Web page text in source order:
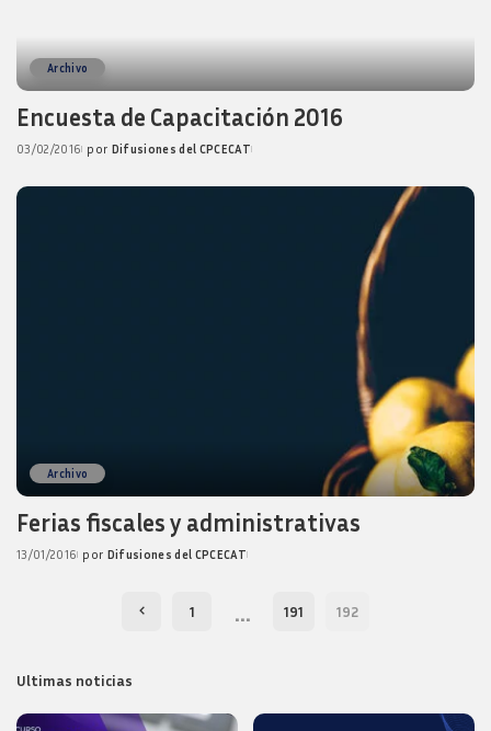
Archivo
Encuesta de Capacitación 2016
03/02/2016
Posted
por Difusiones del CPCECAT
Archivo
Ferias fiscales y administrativas
13/01/2016
Posted
por Difusiones del CPCECAT
1 … 191 192
Ultimas noticias